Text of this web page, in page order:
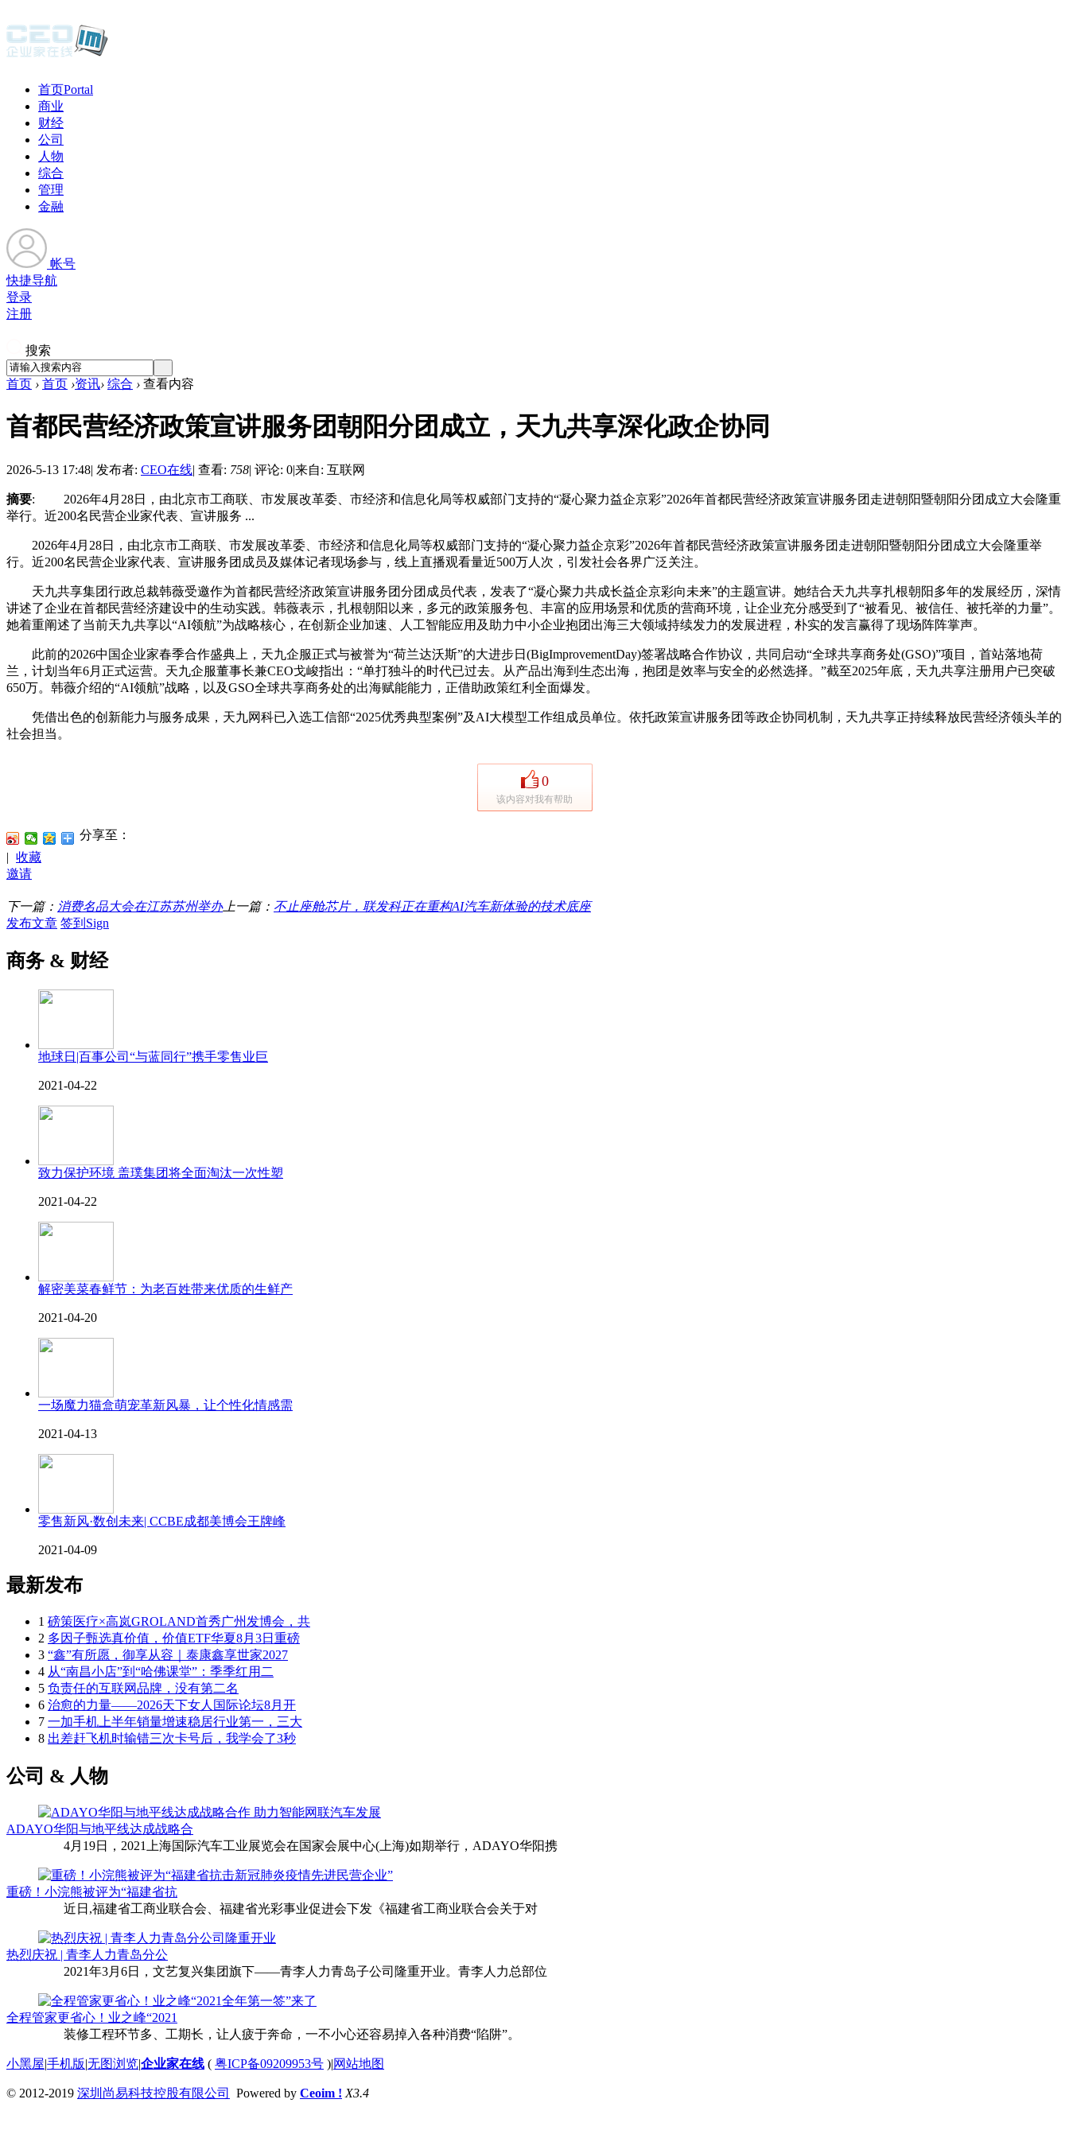
首页Portal
商业
财经
公司
人物
综合
管理
金融
帐号
快捷导航
登录
注册
搜索
首页 › 首页 ›资讯› 综合 › 查看内容
首都民营经济政策宣讲服务团朝阳分团成立，天九共享深化政企协同
2026-5-13 17:48| 发布者: CEO在线| 查看: 758| 评论: 0|来自: 互联网
摘要: 2026年4月28日，由北京市工商联、市发展改革委、市经济和信息化局等权威部门支持的“凝心聚力益企京彩”2026年首都民营经济政策宣讲服务团走进朝阳暨朝阳分团成立大会隆重
举行。近200名民营企业家代表、宣讲服务 ...
2026年4月28日，由北京市工商联、市发展改革委、市经济和信息化局等权威部门支持的“凝心聚力益企京彩”2026年首都民营经济政策宣讲服务团走进朝阳暨朝阳分团成立大会隆重举
行。近200名民营企业家代表、宣讲服务团成员及媒体记者现场参与，线上直播观看量近500万人次，引发社会各界广泛关注。
天九共享集团行政总裁韩薇受邀作为首都民营经济政策宣讲服务团分团成员代表，发表了“凝心聚力共成长益企京彩向未来”的主题宣讲。她结合天九共享扎根朝阳多年的发展经历，深情
讲述了企业在首都民营经济建设中的生动实践。韩薇表示，扎根朝阳以来，多元的政策服务包、丰富的应用场景和优质的营商环境，让企业充分感受到了“被看见、被信任、被托举的力量”。
她着重阐述了当前天九共享以“AI领航”为战略核心，在创新企业加速、人工智能应用及助力中小企业抱团出海三大领域持续发力的发展进程，朴实的发言赢得了现场阵阵掌声。
此前的2026中国企业家春季合作盛典上，天九企服正式与被誉为“荷兰达沃斯”的大进步日(BigImprovementDay)签署战略合作协议，共同启动“全球共享商务处(GSO)”项目，首站落地荷
兰，计划当年6月正式运营。天九企服董事长兼CEO戈峻指出：“单打独斗的时代已过去。从产品出海到生态出海，抱团是效率与安全的必然选择。”截至2025年底，天九共享注册用户已突破
650万。韩薇介绍的“AI领航”战略，以及GSO全球共享商务处的出海赋能能力，正借助政策红利全面爆发。
凭借出色的创新能力与服务成果，天九网科已入选工信部“2025优秀典型案例”及AI大模型工作组成员单位。依托政策宣讲服务团等政企协同机制，天九共享正持续释放民营经济领头羊的
社会担当。
0
该内容对我有帮助
分享至：
| 收藏
邀请
下一篇： 消费名品大会在江苏苏州举办上一篇： 不止座舱芯片，联发科正在重构AI汽车新体验的技术底座
发布文章 签到Sign
商务 & 财经
地球日|百事公司“与蓝同行”携手零售业巨
2021-04-22
致力保护环境 盖璞集团将全面淘汰一次性塑
2021-04-22
解密美菜春鲜节：为老百姓带来优质的生鲜产
2021-04-20
一场魔力猫盒萌宠革新风暴，让个性化情感需
2021-04-13
零售新风·数创未来| CCBE成都美博会王牌峰
2021-04-09
最新发布
1 磅策医疗×高岚GROLAND首秀广州发博会，共
2 多因子甄选真价值，价值ETF华夏8月3日重磅
3 “鑫”有所愿，御享从容｜泰康鑫享世家2027
4 从“南昌小店”到“哈佛课堂”：季季红用二
5 负责任的互联网品牌，没有第二名
6 治愈的力量——2026天下女人国际论坛8月开
7 一加手机上半年销量增速稳居行业第一，三大
8 出差赶飞机时输错三次卡号后，我学会了3秒
公司 & 人物
ADAYO华阳与地平线达成战略合
4月19日，2021上海国际汽车工业展览会在国家会展中心(上海)如期举行，ADAYO华阳携
重磅！小浣熊被评为“福建省抗
近日,福建省工商业联合会、福建省光彩事业促进会下发《福建省工商业联合会关于对
热烈庆祝 | 青李人力青岛分公
2021年3月6日，文艺复兴集团旗下——青李人力青岛子公司隆重开业。青李人力总部位
全程管家更省心！业之峰“2021
装修工程环节多、工期长，让人疲于奔命，一不小心还容易掉入各种消费“陷阱”。
小黑屋|手机版|无图浏览|企业家在线 ( 粤ICP备09209953号 )|网站地图
© 2012-2019 深圳尚易科技控股有限公司 Powered by Ceoim ! X3.4